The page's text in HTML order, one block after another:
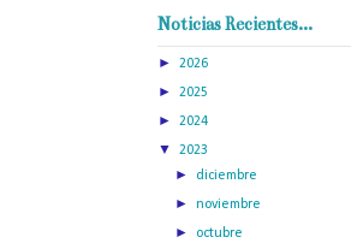
Noticias Recientes...
► 2026
► 2025
► 2024
▼ 2023
► diciembre
►noviembre
► octubre